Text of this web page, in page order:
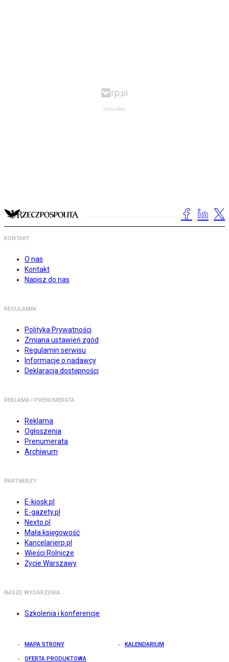
KONTAKT
O nas
Kontakt
Napisz do nas
REGULAMIN
Polityka Prywatności
Zmiana ustawień zgód
Regulamin serwisu
Informacje o nadawcy
Deklaracja dostępności
REKLAMA I PRENUMERATA
Reklama
Ogłoszenia
Prenumerata
Archiwum
PARTNERZY
E-kiosk.pl
E-gazety.pl
Nexto.pl
Mała księgowość
Kancelarierp.pl
Wieści Rolnicze
Życie Warszawy
NASZE WYDARZENIA
Szkolenia i konferencje
MAPA STRONY KALENDARIUM
OFERTA PRODUKTOWA